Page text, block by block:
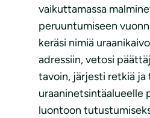
vaikuttamassa
peruuntumiseen
keräsi nimiä
adressiin, vetosi
tavoin, järjesti retkiä ja
uraaninetsintäalueelle
luontoon